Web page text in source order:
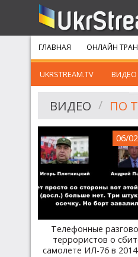
ГЛАВНАЯ ОНЛАЙН
UKRSTREAM.TV
ВИДЕО ПО
06/
Телефонные
террористов о
самолете ИЛ-76 в